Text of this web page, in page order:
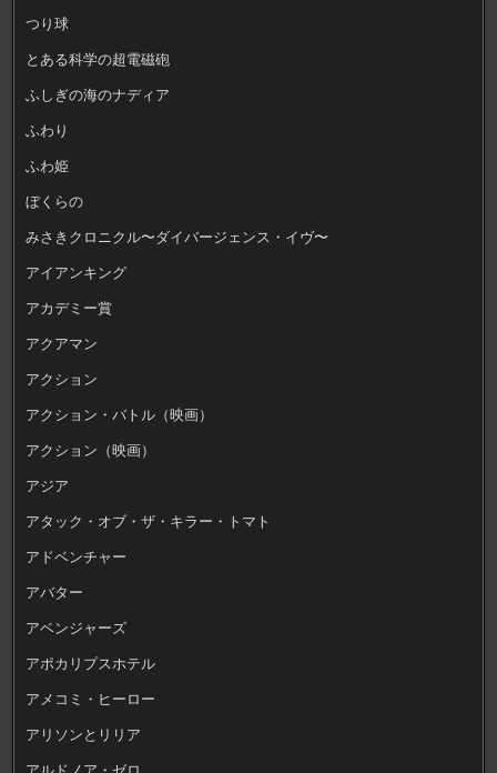
つり球
とある科学の超電磁砲
ふしぎの海のナディア
ふわり
ふわ姫
ぼくらの
みさきクロニクル〜ダイバージェンス・イヴ〜
アイアンキング
アカデミー賞
アクアマン
アクション
アクション・バトル（映画）
アクション（映画）
アジア
アタック・オブ・ザ・キラー・トマト
アドベンチャー
アバター
アベンジャーズ
アポカリプスホテル
アメコミ・ヒーロー
アリソンとリリア